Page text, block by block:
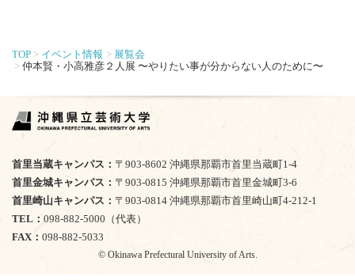
TOP イベント情報
展覧会
仲本賢・小高雅彦２人展 〜やりたい事が分からない人のために〜
TEL
098-882-5000（代表）
FAX
098-882-5033
© Okinawa Prefectural University of Arts.
首里当蔵キャンパス
〒903-8602 沖縄県那覇市首里当蔵町1-4
首里金城キャンパス
〒903-0815 沖縄県那覇市首里金城町3-6
首里崎山キャンパス
〒903-0814 沖縄県那覇市首里崎山町4-212-1